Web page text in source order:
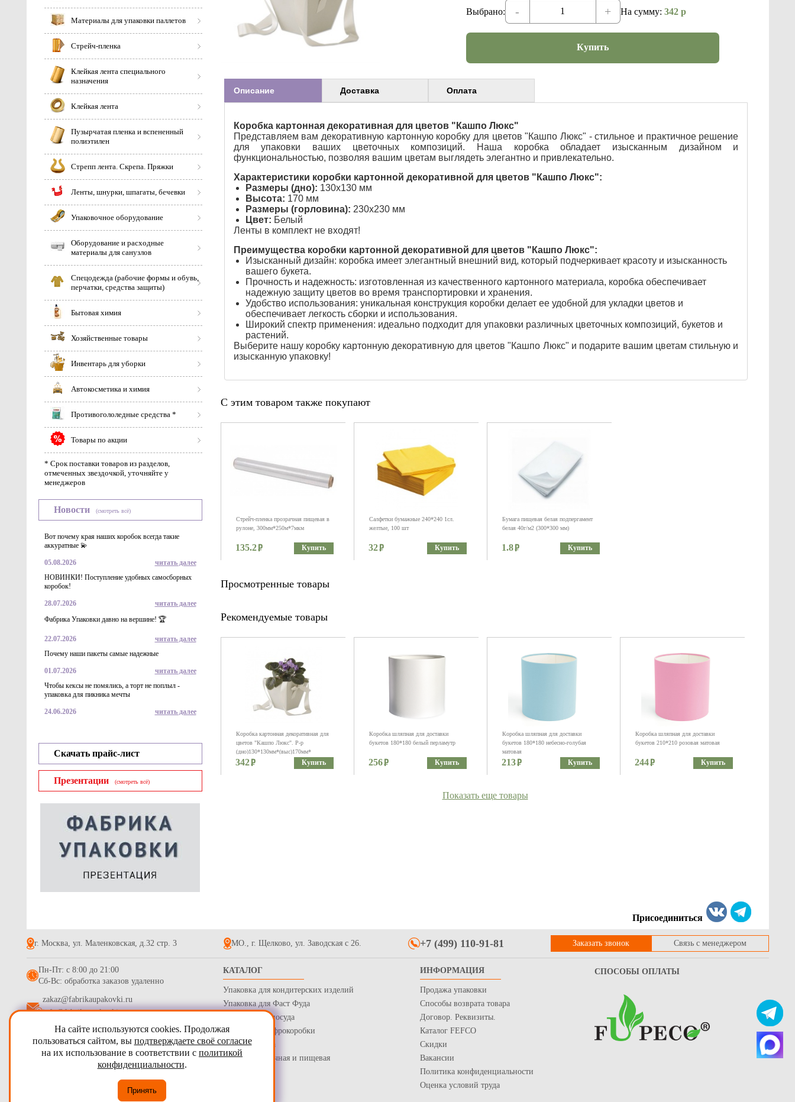
Материалы для упаковки паллетов
Стрейч-пленка
Клейкая лента специального
назначения
Клейкая лента
Пузырчатая пленка и вспененный
полиэтилен
Стрепп лента. Скрепа. Пряжки
Ленты, шнурки, шпагаты, бечевки
Упаковочное оборудование
Оборудование и расходные
материалы для санузлов
Спецодежда (рабочие формы и обувь,
перчатки, средства защиты)
Бытовая химия
Хозяйственные товары
Инвентарь для уборки
Автокосметика и химия
Противогололедные средства *
Товары по акции
* Срок поставки товаров из разделов,
отмеченных звездочкой, уточняйте у
менеджеров
Новости (смотреть всё)
Вот почему края наших коробок всегда такие
аккуратные 💫
05.08.2026
читать далее
НОВИНКИ! Поступление удобных самосборных
коробок!
28.07.2026
читать далее
Фабрика Упаковки давно на вершине! 🏆
22.07.2026
читать далее
Почему наши пакеты самые надежные
01.07.2026
читать далее
Чтобы кексы не помялись, а торт не поплыл -
упаковка для пикника мечты
24.06.2026 читать далее
Скачать прайс-лист
Презентации (смотреть всё)
Выбрано: - + На сумму: 342 р
Купить
Описание Доставка Оплата
Коробка картонная декоративная для цветов "Кашпо Люкс"
Представляем вам декоративную картонную коробку для цветов "Кашпо Люкс" - стильное и практичное решение
для упаковки ваших цветочных композиций. Наша коробка обладает изысканным дизайном и
функциональностью, позволяя вашим цветам выглядеть элегантно и привлекательно.
Характеристики коробки картонной декоративной для цветов "Кашпо Люкс":
Размеры (дно): 130x130 мм
Высота: 170 мм
Размеры (горловина): 230x230 мм
Цвет: Белый
Ленты в комплект не входят!
Преимущества коробки картонной декоративной для цветов "Кашпо Люкс":
Изысканный дизайн: коробка имеет элегантный внешний вид, который подчеркивает красоту и изысканность
вашего букета.
Прочность и надежность: изготовленная из качественного картонного материала, коробка обеспечивает
надежную защиту цветов во время транспортировки и хранения.
Удобство использования: уникальная конструкция коробки делает ее удобной для укладки цветов и
обеспечивает легкость сборки и использования.
Широкий спектр применения: идеально подходит для упаковки различных цветочных композиций, букетов и
растений.
Выберите нашу коробку картонную декоративную для цветов "Кашпо Люкс" и подарите вашим цветам стильную и
изысканную упаковку!
С этим товаром также покупают
Стрейч-пленка прозрачная пищевая в
рулоне, 300мм*250м*7мкм
135.2 Купить
Салфетки бумажные 240*240 1сл.
желтые, 100 шт
32 Купить
Бумага пищевая белая подпергамент
белая 40г/м2 (300*300 мм)
1.8 Купить
Просмотренные товары
Рекомендуемые товары
Коробка картонная декоративная для
цветов "Кашпо Люкс". Р-р
(дно)130*130мм*(выс)170мм*
(горловина)230*230мм. Цвет: Белый/
342 Купить
Коробка шляпная для доставки
букетов 180*180 белый перламутр
256 Купить
Коробка шляпная для доставки
букетов 180*180 небесно-голубая
матовая
213 Купить
Коробка шляпная для доставки
букетов 210*210 розовая матовая
244 Купить
Купить
Картонные коробки для доставки
букетов, из гофрокартона бел/бур,
трапеция, р-р 200*300*350
74 Купить
Показать еще товары
Присоединиться
г. Москва, ул. Маленковская, д.32 стр. 3 МО., г. Щелково, ул. Заводская с 26. +7 (499) 110-91-81 Заказать звонок Связь с менеджером
Пн-Пт: с 8:00 до 21:00
Сб-Вс: обработка заказов удаленно
zakaz@fabrikaupakovki.ru
info@fabrikaupakovki.ru
2009 - 2026ПТП Фабрика Упаковки
Карта сайта
Согласие на обработку персональных данных
КАТАЛОГ
Упаковка для кондитерских изделий
Упаковка для Фаст Фуда
Одноразовая посуда
Гофротара, Гофрокоробки
Стрейч пленка
Бумага оберточная и пищевая
ИНФОРМАЦИЯ
Продажа упаковки
Способы возврата товара
Договор. Реквизиты.
Каталог FEFCO
Скидки
Вакансии
Политика конфиденциальности
Оценка условий труда
СПОСОБЫ ОПЛАТЫ
На сайте используются cookies. Продолжая
пользоваться сайтом, вы подтверждаете своё согласие
на их использование в соответствии с политикой
конфиденциальности.
Принять